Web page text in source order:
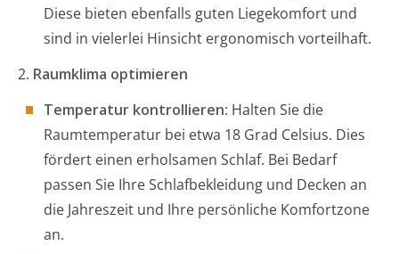
Diese bieten ebenfalls guten Liegekomfort und
sind in vielerlei Hinsicht ergonomisch vorteilhaft.
2. Raumklima optimieren
Temperatur kontrollieren: Halten Sie die
Raumtemperatur bei etwa 18 Grad Celsius. Dies
fördert einen erholsamen Schlaf. Bei Bedarf
passen Sie Ihre Schlafbekleidung und Decken an
die Jahreszeit und Ihre persönliche Komfortzone
an.